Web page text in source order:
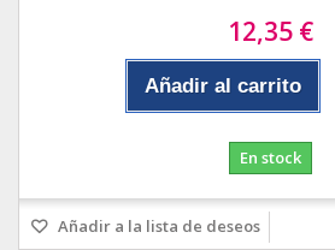
12,35 €
Añadir al carrito
En stock
Añadir a la lista de deseos